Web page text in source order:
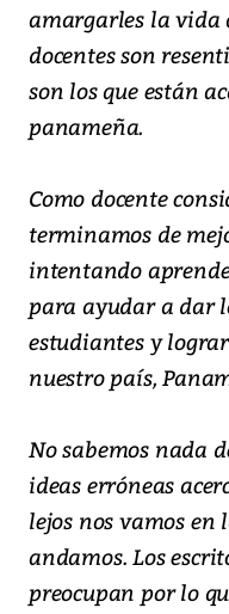
amargarles la vida
docentes son
son los que están
panameña.
Como docente
terminamos de
intentando
para ayudar a dar
estudiantes y
nuestro país,
No sabemos nada
ideas erróneas
lejos nos vamos en
andamos. Los
preocupan por lo